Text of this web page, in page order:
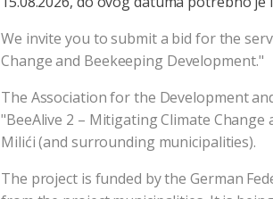
We invite you to submit a bid for the
Change and Beekeeping Development."
The Association for the Development
"BeeAlive 2 – Mitigating Climate
Milići (and surrounding municipalities).
The project is funded by the German